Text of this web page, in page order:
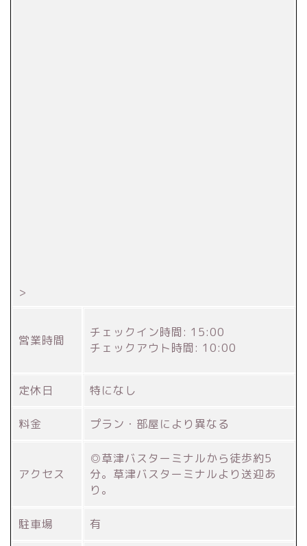
>
営業時間
チェックイン時間: 15:00
チェックアウト時間: 10:00
定休日 特になし
料金 プラン・部屋により異なる
アクセス
◎草津バスターミナルから徒歩約5
分。草津バスターミナルより送迎あ
り。
駐車場 有